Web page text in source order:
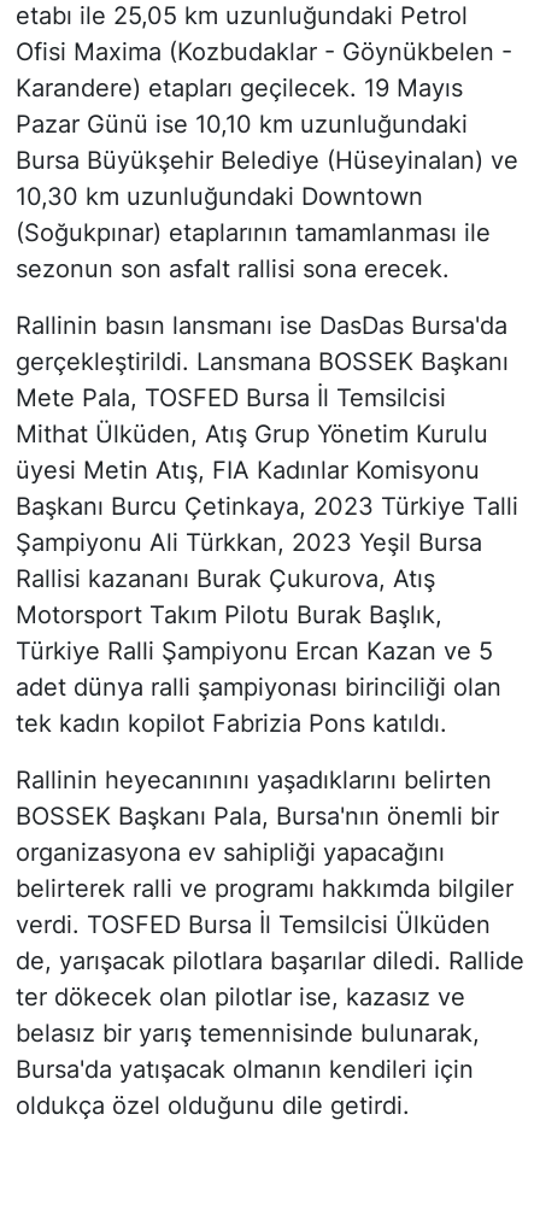
etabı ile 25,05 km uzunluğundaki Petrol
Ofisi Maxima (Kozbudaklar - Göynükbelen -
Karandere) etapları geçilecek. 19 Mayıs
Pazar Günü ise 10,10 km uzunluğundaki
Bursa Büyükşehir Belediye (Hüseyinalan) ve
10,30 km uzunluğundaki Downtown
(Soğukpınar) etaplarının tamamlanması ile
sezonun son asfalt rallisi sona erecek.
Rallinin basın lansmanı ise DasDas Bursa'da
gerçekleştirildi. Lansmana BOSSEK Başkanı
Mete Pala, TOSFED Bursa İl Temsilcisi
Mithat Ülküden, Atış Grup Yönetim Kurulu
üyesi Metin Atış, FIA Kadınlar Komisyonu
Başkanı Burcu Çetinkaya, 2023 Türkiye Talli
Şampiyonu Ali Türkkan, 2023 Yeşil Bursa
Rallisi kazananı Burak Çukurova, Atış
Motorsport Takım Pilotu Burak Başlık,
Türkiye Ralli Şampiyonu Ercan Kazan ve 5
adet dünya ralli şampiyonası birinciliği olan
tek kadın kopilot Fabrizia Pons katıldı.
Rallinin heyecanınını yaşadıklarını belirten
BOSSEK Başkanı Pala, Bursa'nın önemli bir
organizasyona ev sahipliği yapacağını
belirterek ralli ve programı hakkımda bilgiler
verdi. TOSFED Bursa İl Temsilcisi Ülküden
de, yarışacak pilotlara başarılar diledi. Rallide
ter dökecek olan pilotlar ise, kazasız ve
belasız bir yarış temennisinde bulunarak,
Bursa'da yatışacak olmanın kendileri için
oldukça özel olduğunu dile getirdi.